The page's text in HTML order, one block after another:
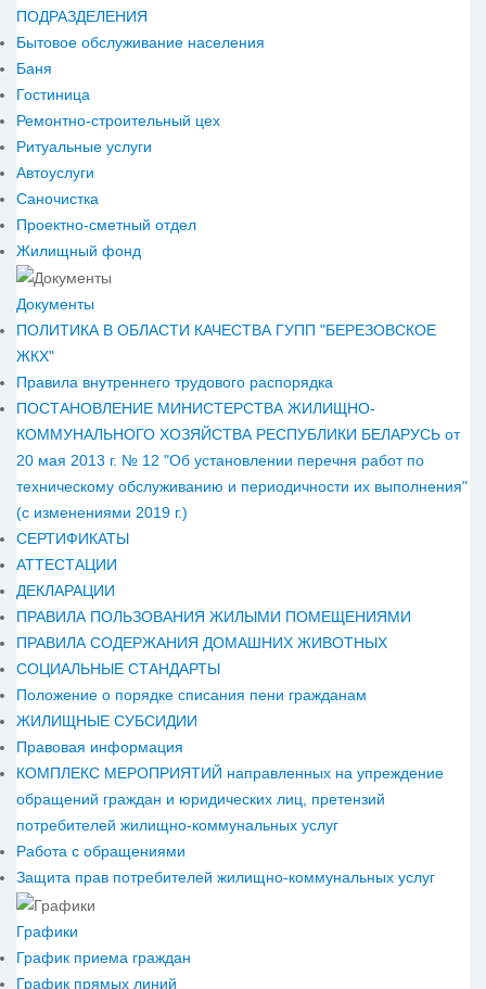
ПОДРАЗДЕЛЕНИЯ
Бытовое обслуживание населения
Баня
Гостиница
Ремонтно-строительный цех
Ритуальные услуги
Автоуслуги
Саночистка
Проектно-сметный отдел
Жилищный фонд
Документы
ПОЛИТИКА В ОБЛАСТИ КАЧЕСТВА ГУПП "БЕРЕЗОВСКОЕ
ЖКХ"
Правила внутреннего трудового распорядка
ПОСТАНОВЛЕНИЕ МИНИСТЕРСТВА ЖИЛИЩНО-
КОММУНАЛЬНОГО ХОЗЯЙСТВА РЕСПУБЛИКИ БЕЛАРУСЬ от
20 мая 2013 г. № 12 "Об установлении перечня работ по
техническому обслуживанию и периодичности их выполнения"
(с изменениями 2019 г.)
СЕРТИФИКАТЫ
АТТЕСТАЦИИ
ДЕКЛАРАЦИИ
ПРАВИЛА ПОЛЬЗОВАНИЯ ЖИЛЫМИ ПОМЕЩЕНИЯМИ
ПРАВИЛА СОДЕРЖАНИЯ ДОМАШНИХ ЖИВОТНЫХ
СОЦИАЛЬНЫЕ СТАНДАРТЫ
Положение о порядке списания пени гражданам
ЖИЛИЩНЫЕ СУБСИДИИ
Правовая информация
КОМПЛЕКС МЕРОПРИЯТИЙ направленных на упреждение
обращений граждан и юридических лиц, претензий
потребителей жилищно-коммунальных услуг
Работа с обращениями
Защита прав потребителей жилищно-коммунальных услуг
Графики
График приема граждан
График прямых линий